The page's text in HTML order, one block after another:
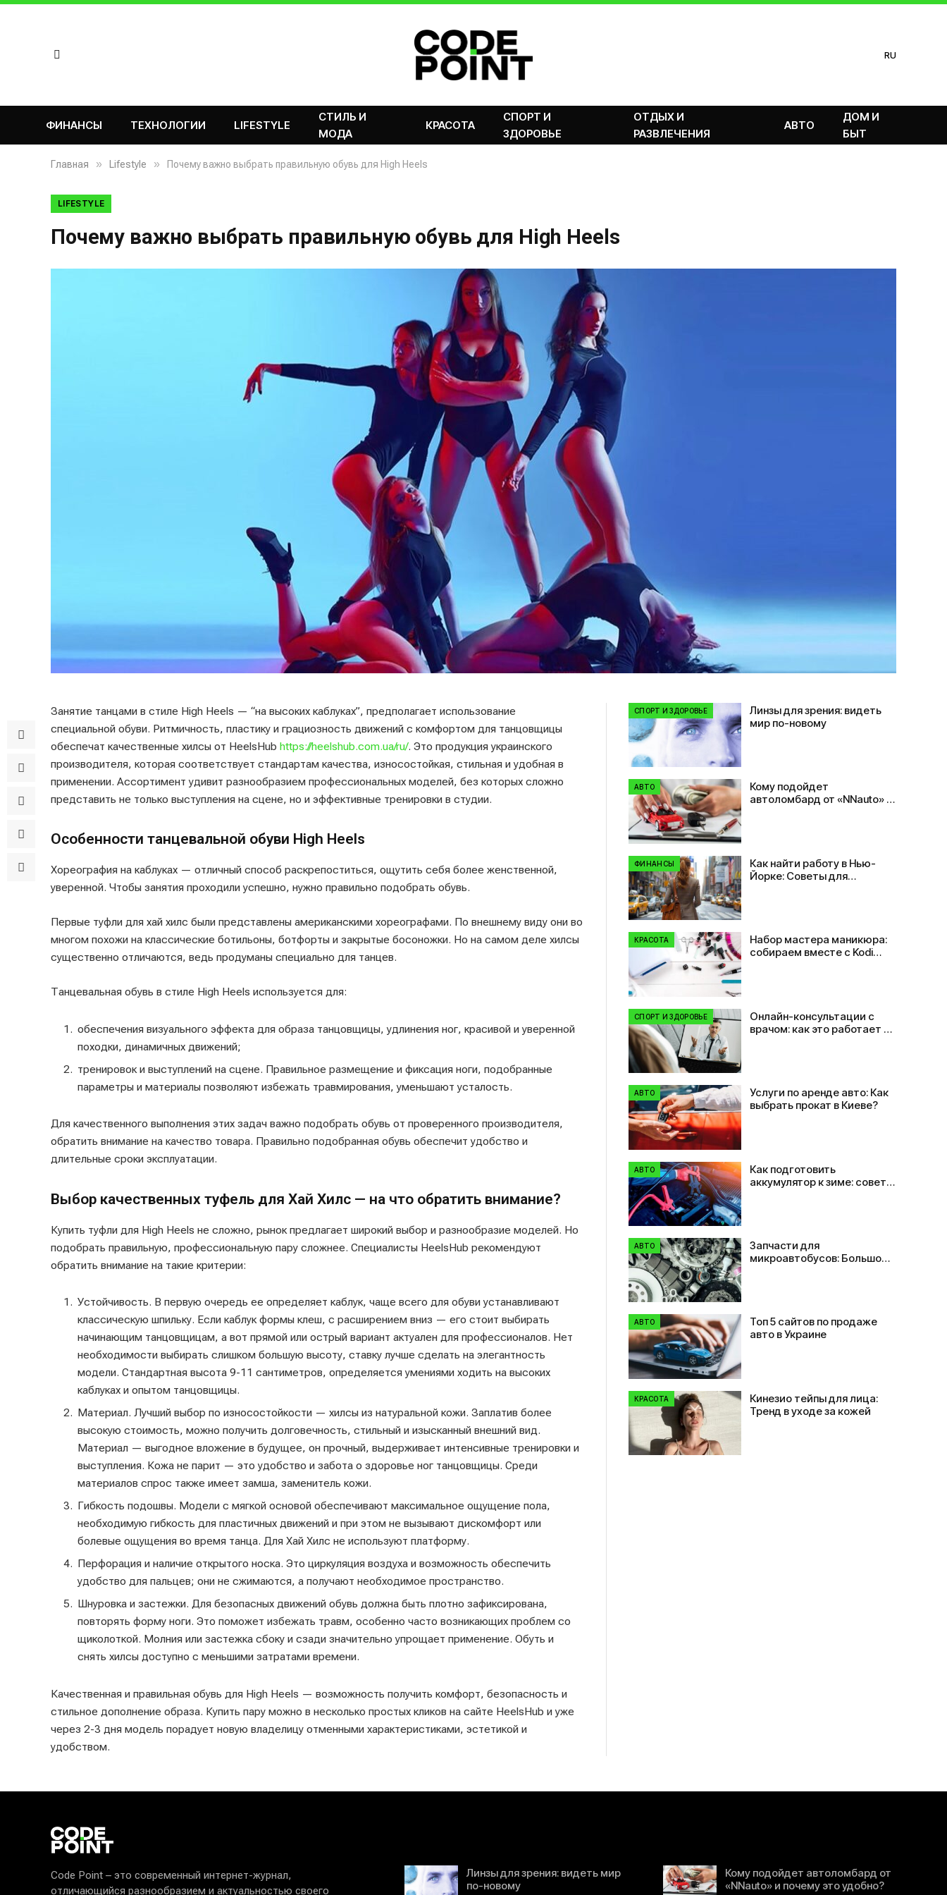
RU
ФИНАНСЫ ТЕХНОЛОГИИ LIFESTYLE
СТИЛЬ И
МОДА
КРАСОТА
СПОРТ И
ЗДОРОВЬЕ
ОТДЫХ И
РАЗВЛЕЧЕНИЯ
АВТО
ДОМ И
БЫТ
Главная » Lifestyle » Почему важно выбрать правильную обувь для High Heels
LIFESTYLE
Почему важно выбрать правильную обувь для High Heels
Занятие танцами в стиле High Heels — “на высоких каблуках”, предполагает использование
специальной обуви. Ритмичность, пластику и грациозность движений с комфортом для танцовщицы
обеспечат качественные хилсы от HeelsHub https://heelshub.com.ua/ru/. Это продукция украинского
производителя, которая соответствует стандартам качества, износостойкая, стильная и удобная в
применении. Ассортимент удивит разнообразием профессиональных моделей, без которых сложно
представить не только выступления на сцене, но и эффективные тренировки в студии.
Особенности танцевальной обуви High Heels
Хореография на каблуках — отличный способ раскрепоститься, ощутить себя более женственной,
уверенной. Чтобы занятия проходили успешно, нужно правильно подобрать обувь.
Первые туфли для хай хилс были представлены американскими хореографами. По внешнему виду они во
многом похожи на классические ботильоны, ботфорты и закрытые босоножки. Но на самом деле хилсы
существенно отличаются, ведь продуманы специально для танцев.
Танцевальная обувь в стиле High Heels используется для:
обеспечения визуального эффекта для образа танцовщицы, удлинения ног, красивой и уверенной
походки, динамичных движений;
тренировок и выступлений на сцене. Правильное размещение и фиксация ноги, подобранные
параметры и материалы позволяют избежать травмирования, уменьшают усталость.
Для качественного выполнения этих задач важно подобрать обувь от проверенного производителя,
обратить внимание на качество товара. Правильно подобранная обувь обеспечит удобство и
длительные сроки эксплуатации.
Выбор качественных туфель для Хай Хилс — на что обратить внимание?
Купить туфли для High Heels не сложно, рынок предлагает широкий выбор и разнообразие моделей. Но
подобрать правильную, профессиональную пару сложнее. Специалисты HeelsHub рекомендуют
обратить внимание на такие критерии:
Устойчивость. В первую очередь ее определяет каблук, чаще всего для обуви устанавливают
классическую шпильку. Если каблук формы клеш, с расширением вниз — его стоит выбирать
начинающим танцовщицам, а вот прямой или острый вариант актуален для профессионалов. Нет
необходимости выбирать слишком большую высоту, ставку лучше сделать на элегантность
модели. Стандартная высота 9-11 сантиметров, определяется умениями ходить на высоких
каблуках и опытом танцовщицы.
Материал. Лучший выбор по износостойкости — хилсы из натуральной кожи. Заплатив более
высокую стоимость, можно получить долговечность, стильный и изысканный внешний вид.
Материал — выгодное вложение в будущее, он прочный, выдерживает интенсивные тренировки и
выступления. Кожа не парит — это удобство и забота о здоровье ног танцовщицы. Среди
материалов спрос также имеет замша, заменитель кожи.
Гибкость подошвы. Модели с мягкой основой обеспечивают максимальное ощущение пола,
необходимую гибкость для пластичных движений и при этом не вызывают дискомфорт или
болевые ощущения во время танца. Для Хай Хилс не используют платформу.
Перфорация и наличие открытого носка. Это циркуляция воздуха и возможность обеспечить
удобство для пальцев; они не сжимаются, а получают необходимое пространство.
Шнуровка и застежки. Для безопасных движений обувь должна быть плотно зафиксирована,
повторять форму ноги. Это поможет избежать травм, особенно часто возникающих проблем со
щиколоткой. Молния или застежка сбоку и сзади значительно упрощает применение. Обуть и
снять хилсы доступно с меньшими затратами времени.
Качественная и правильная обувь для High Heels — возможность получить комфорт, безопасность и
стильное дополнение образа. Купить пару можно в несколько простых кликов на сайте HeelsHub и уже
через 2-3 дня модель порадует новую владелицу отменными характеристиками, эстетикой и
удобством.
СПОРТ И ЗДОРОВЬЕ
Линзы для зрения: видеть
мир по-новому
АВТО
Кому подойдет
автоломбард от «NNauto» и
ФИНАНСЫ
Как найти работу в Нью-
Йорке: Советы для
КРАСОТА
Набор мастера маникюра:
собираем вместе с Kodi
СПОРТ И ЗДОРОВЬЕ
Онлайн-консультации с
врачом: как это работает и
АВТО
Услуги по аренде авто: Как
выбрать прокат в Киеве?
АВТО
Как подготовить
аккумулятор к зиме: советы
АВТО
Запчасти для
микроавтобусов: Большой
АВТО
Топ 5 сайтов по продаже
авто в Украине
КРАСОТА
Кинезио тейпы для лица:
Тренд в уходе за кожей
Code Point – это современный интернет-журнал,
отличающийся разнообразием и актуальностью своего
Линзы для зрения: видеть мир
по-новому
Кому подойдет автоломбард от
«NNauto» и почему это удобно?